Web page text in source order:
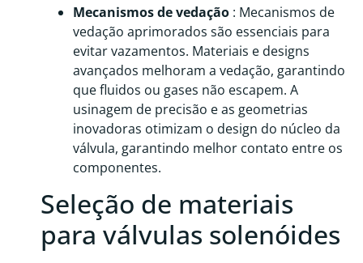
Mecanismos de vedação : Mecanismos de
vedação aprimorados são essenciais para
evitar vazamentos. Materiais e designs
avançados melhoram a vedação, garantindo
que fluidos ou gases não escapem. A
usinagem de precisão e as geometrias
inovadoras otimizam o design do núcleo da
válvula, garantindo melhor contato entre os
componentes.
Seleção de materiais
para válvulas solenóides